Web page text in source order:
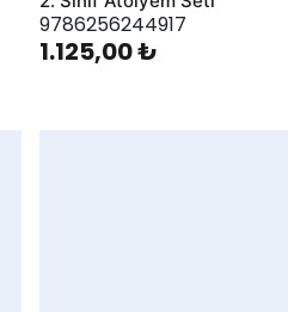
9786256244917
1.125,00 ₺